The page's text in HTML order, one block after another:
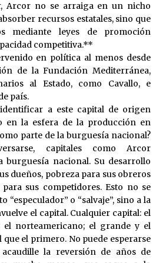
Arcor no se arraiga en un nicho
recursos estatales, sino que
mediante leyes de promoción
competitiva.**
en política al menos desde
de la Fundación Mediterránea,
al Estado, como Cavallo, e
país.
a este capital de origen
en la esfera de la producción en
parte de la burguesía nacional?
capitales como Arcor
burguesía nacional. Su desarrollo
dueños, pobreza para sus obreros
sus competidores. Esto no se
“especulador” o “salvaje”, sino a la
el capital. Cualquier capital: el
norteamericano; el grande y el
el primero. No puede esperarse
la reversión de años de